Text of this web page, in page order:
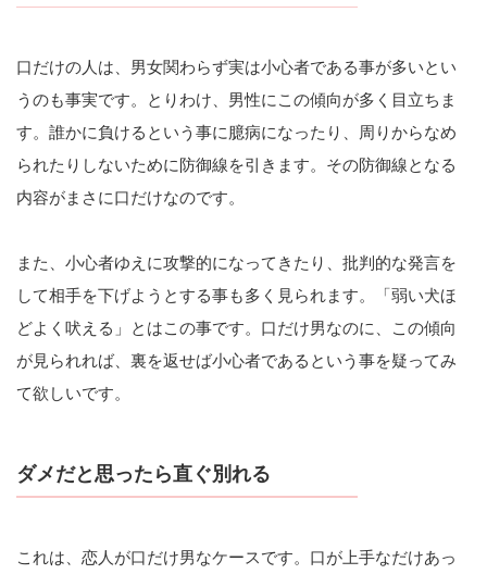
口だけの人は、男女関わらず実は小心者である事が多いとい
うのも事実です。とりわけ、男性にこの傾向が多く目立ちま
す。誰かに負けるという事に臆病になったり、周りからなめ
られたりしないために防御線を引きます。その防御線となる
内容がまさに口だけなのです。
また、小心者ゆえに攻撃的になってきたり、批判的な発言を
して相手を下げようとする事も多く見られます。「弱い犬ほ
どよく吠える」とはこの事です。口だけ男なのに、この傾向
が見られれば、裏を返せば小心者であるという事を疑ってみ
て欲しいです。
ダメだと思ったら直ぐ別れる
これは、恋人が口だけ男なケースです。口が上手なだけあっ